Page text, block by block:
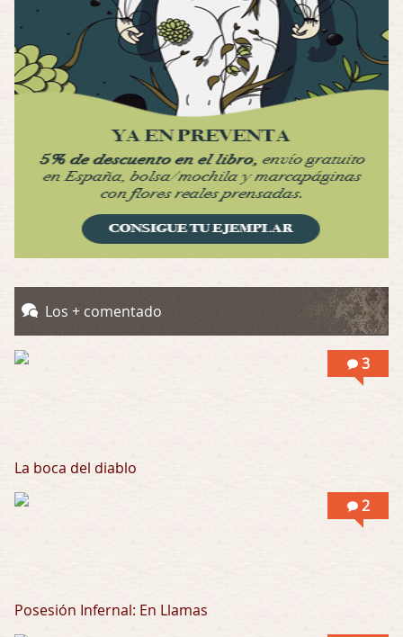
Possession
Por: Luar
Se llama la posesión en castellano, está …
Por: Mariano
Una película normalita, nada del otro mun …
Obsession
Possession
Por: Mountain
Llevo toda una vida para verla y nunca lo …
Los + comentado
3
La boca del diablo
2
Posesión Infernal: En Llamas